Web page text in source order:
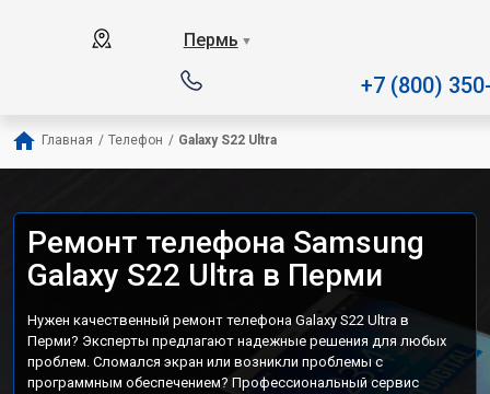
Пермь ▼
+7 (800)
Главная / Телефон / Galaxy S22 Ultra
Ремонт телефона Samsung
Galaxy S22 Ultra в Перми
Нужен качественный ремонт телефона Galaxy S22 Ultra в
Перми? Эксперты предлагают надежные решения для любых
проблем. Сломался экран или возникли проблемы с
программным обеспечением? Профессиональный сервис